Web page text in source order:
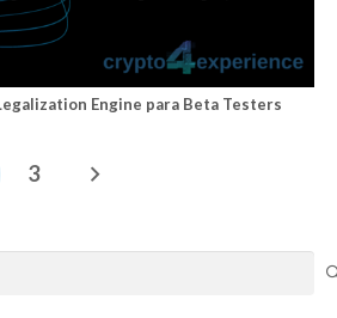
Engine para Beta Testers
3